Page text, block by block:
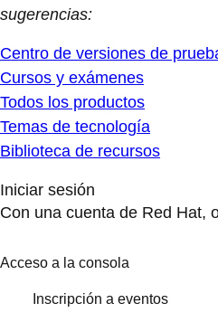
sugerencias:
Centro de versiones de
Cursos y exámenes
Todos los productos
Temas de tecnología
Biblioteca de recursos
Iniciar sesión
Con una cuenta de Red Hat,
Acceso a la consola
Inscripción a eventos